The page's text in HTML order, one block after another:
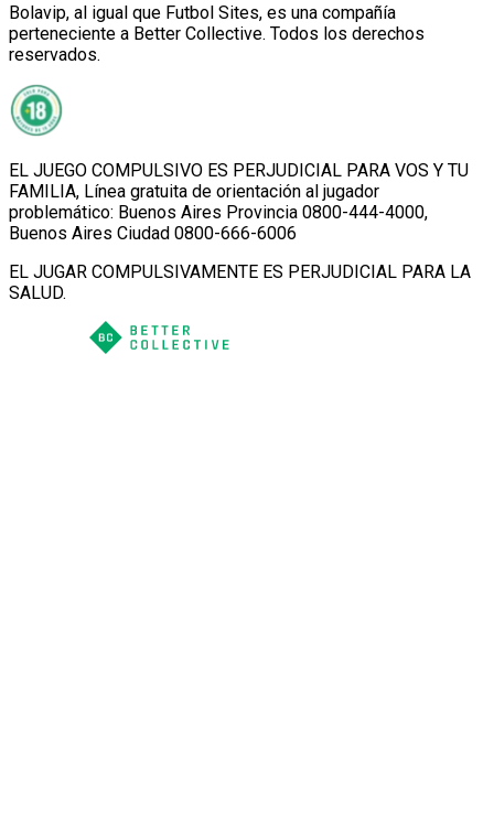
Bolavip, al igual que Futbol Sites, es una compañía
perteneciente a Better Collective. Todos los derechos
reservados.
EL JUEGO COMPULSIVO ES PERJUDICIAL PARA VOS Y TU
FAMILIA, Línea gratuita de orientación al jugador
problemático: Buenos Aires Provincia 0800-444-4000,
Buenos Aires Ciudad 0800-666-6006
EL JUGAR COMPULSIVAMENTE ES PERJUDICIAL PARA LA
SALUD.